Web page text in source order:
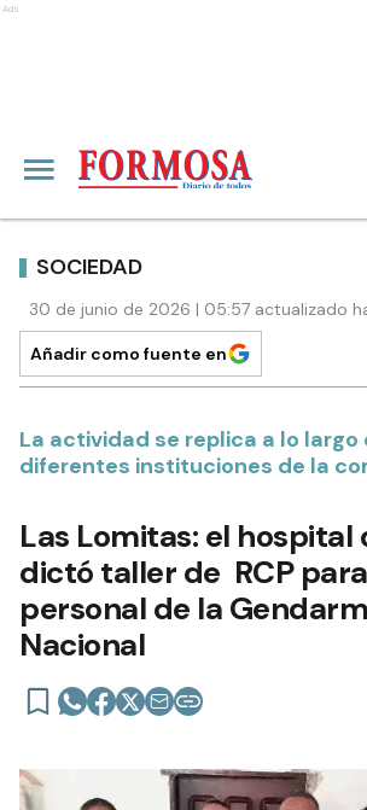
Ads
SOCIEDAD
30 de junio de 2026 | 05:57 actualizado
Añadir como fuente en
La actividad se replica a lo largo
diferentes instituciones de la
Las Lomitas: el
dictó taller de RCP
personal de la
Nacional